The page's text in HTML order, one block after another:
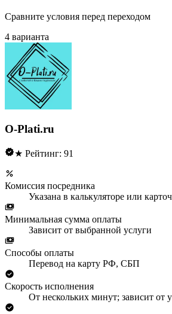
Сравните условия перед переходом
4 варианта
O-Plati.ru
★ Рейтинг: 91
Комиссия посредника
Указана в калькуляторе или
Минимальная сумма оплаты
Зависит от выбранной услуги
Способы оплаты
Перевод на карту РФ, СБП
Скорость исполнения
От нескольких минут; зависит от